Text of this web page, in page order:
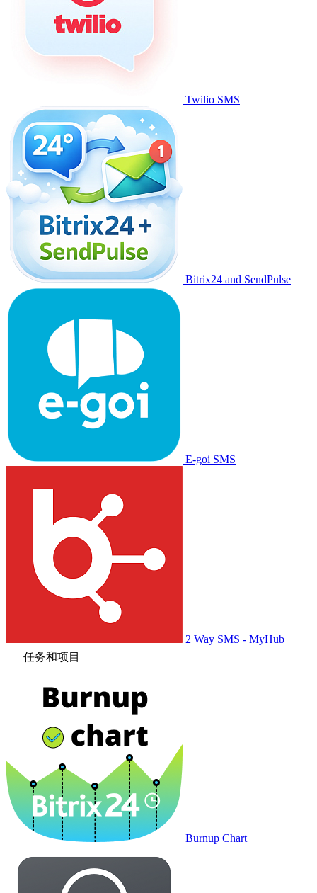
Twilio SMS
Bitrix24 and SendPulse
E-goi SMS
2 Way SMS - MyHub
任务和项目
Burnup Chart